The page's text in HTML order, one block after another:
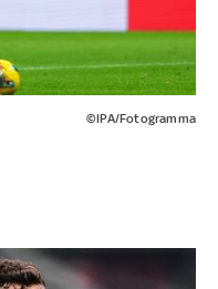
©IPA/Fotogramma